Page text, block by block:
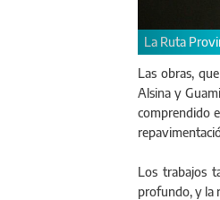
La Ruta
Las obras,
Alsina y
comprendido
Los trabajos
profundo, y la